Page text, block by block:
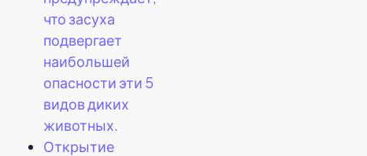
что засуха
подвергает
наибольшей
опасности эти 5
видов диких
животных.
Открытие